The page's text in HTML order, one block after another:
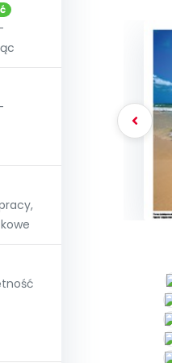
Strefy,
Akademia
E-
∞Pakiet
Pełen